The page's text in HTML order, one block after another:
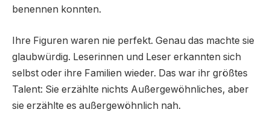
benennen konnten.
Ihre Figuren waren nie perfekt. Genau das machte sie
glaubwürdig. Leserinnen und Leser erkannten sich
selbst oder ihre Familien wieder. Das war ihr größtes
Talent: Sie erzählte nichts Außergewöhnliches, aber
sie erzählte es außergewöhnlich nah.